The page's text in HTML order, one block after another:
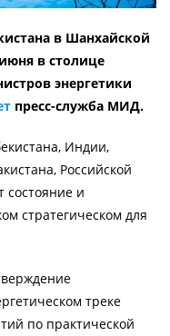
в Шанхайской
в столице
энергетики
пресс-служба МИД.
Индии,
Российской
состояние и
стратегическом для
треке
по практической